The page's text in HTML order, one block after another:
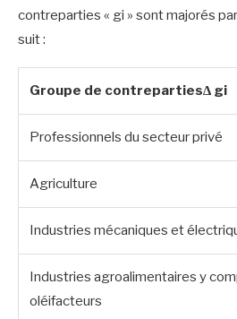
contreparties « gi » sont majorés
suit :
Groupe de contreparties∆ gi
Professionnels du secteur privé
Agriculture
Industries mécaniques et
Industries agroalimentaires y
oléifacteurs